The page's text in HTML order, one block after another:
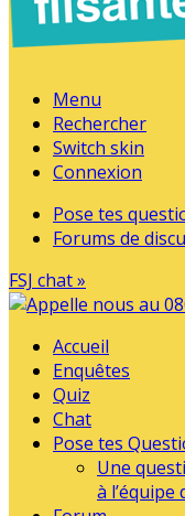
Menu
Rechercher
Switch skin
Connexion
Pose tes
Forums de
FSJ chat »
Accueil
Enquêtes
Quiz
Chat
Pose tes
Une
à l’équipe